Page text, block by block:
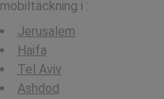
mobiltäckning i :
Jerusalem
Haifa
Tel Aviv
Ashdod